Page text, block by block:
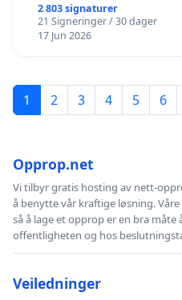
2 803 signaturer
21 Signeringer / 30 dager
17 Jun 2026
1 2 3 4 5 6
Opprop.net
Vi tilbyr gratis hosting av nett-
å benytte vår kraftige løsning.
så å lage et opprop er en bra
offentligheten og hos
Veiledninger